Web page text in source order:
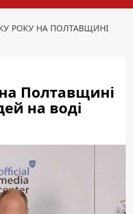
РОКУ НА ПОЛТАВЩИНІ
Полтавщині
на воді